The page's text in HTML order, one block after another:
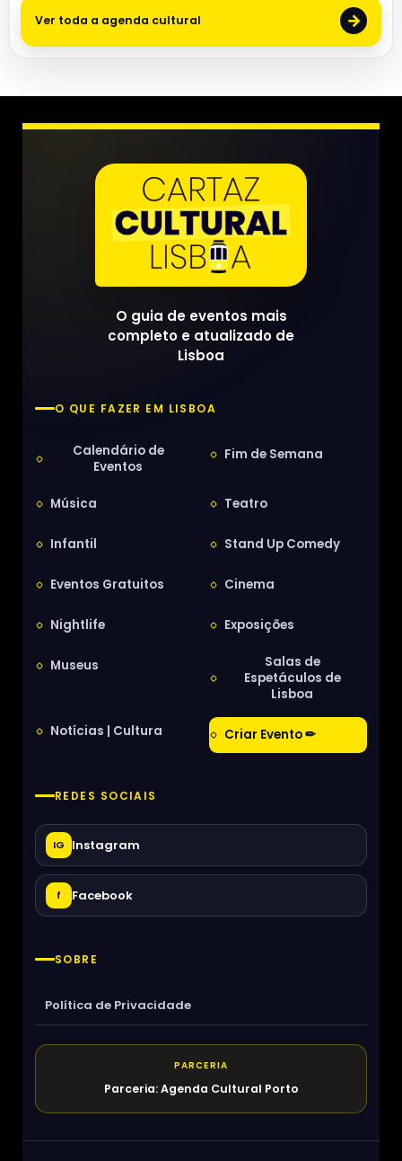
Ver toda a agenda cultural →
O guia de eventos mais
completo e atualizado de
Lisboa
O QUE FAZER EM LISBOA
Calendário de
Eventos
Fim de Semana
Música Teatro
Infantil Stand Up Comedy
Eventos Gratuitos Cinema
Nightlife Exposições
Museus
Salas de
Espetáculos de
Lisboa
Notícias | Cultura Criar Evento ✏
REDES SOCIAIS
IG Instagram
f Facebook
SOBRE
Política de Privacidade
PARCERIA
Parceria: Agenda Cultural Porto